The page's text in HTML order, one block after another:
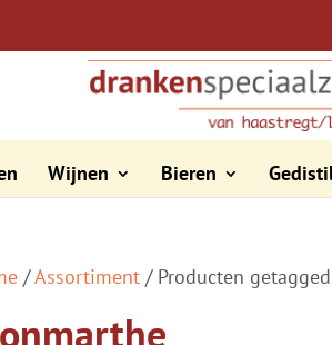
Wijnen Bieren
/Assortiment/ Producten getagged